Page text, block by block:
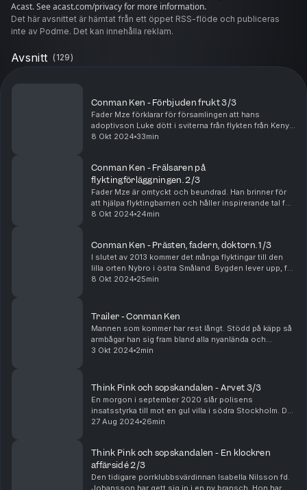
Acast. See acast.com/privacy for more information.
Det här avsnittet är hämtat från ett öppet RSS-flöde och publiceras
inte av Podme. Det kan innehålla reklam.
Avsnitt (129)
Conman Ken - Förbjuden frukt 3/3
Fader Mze förklarar för församlingen att hans
adoptivson Luke dött i sviterna från flykten från Kenya
och att han ska resa till sonens begravning i USA. I
8 Okt 2024 33min
Conman Ken - Frälsaren på
flyktingförläggningen. 2/3
Fader Mze är omtyckt och beundrad. Han brinner för
att hjälpa flyktingbarnen och håller inspirerande tal för
syföreningen. Med sin bakgrund som både läkare och
8 Okt 2024 24min
Conman Ken - Prästen, fadern, doktorn. 1/3
I slutet av 2013 kommer det många flyktingar till den
lilla orten Nybro i östra Småland. Bygden lever upp, får
energi och församlingen öppnar upp till aktiviteter
8 Okt 2024 25min
Trailer - Conman Ken
Mannen som kommer har rest långt. Stödd på käpp så
armbågar han sig fram bland alla nyanlända och
sträcker fram sin hand och presenterar sig som Fader
3 Okt 2024 2min
Think Pink och sopskandalen - Arvet 3/3
En morgon i september 2020 slår polisens
insatsstyrka till mot en gul villa i södra Stockholm. Där
bor Think pinks VD Bella Nilsson och hennes make.
27 Aug 2024 26min
Think Pink och sopskandalen - En klockren
affärsidé 2/3
Den tidigare porrklubbsvärdinnan Isabella Nilsson fd.
Johansson har gett sig in i en ny bransch. Hon har